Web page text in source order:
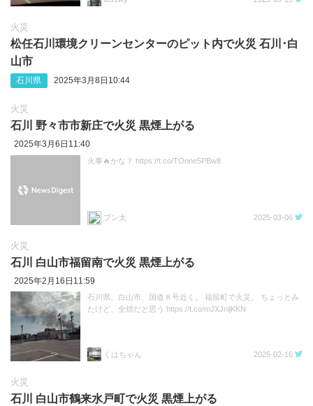
火災
松任石川環境クリーンセンターのピット内で火災 石川･白
山市
石川県 2025年3月8日10:44
火災
石川 野々市市新庄で火災 黒煙上がる
2025年3月6日11:40
火事🔥かな？ https://t.co/TOnne5PBw8
ブン太 2025-03-06
火災
石川 白山市福留南で火災 黒煙上がる
2025年2月16日11:59
石川県、白山市、国道８号近く。 福留町で火災。 ちょっとみ
たけど、全焼だと思う https://t.co/mJXJnljKKN
くはちゃん 2025-02-16
火災
石川 白山市鶴来水戸町で火災 黒煙上がる